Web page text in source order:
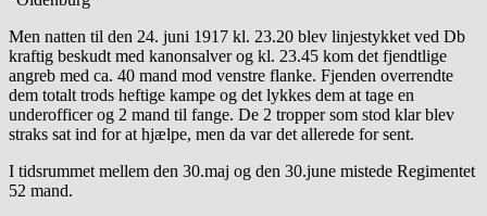
Men natten til den 24. juni 1917 kl. 23.20 blev linjestykket ved Db
kraftig beskudt med kanonsalver og kl. 23.45 kom det fjendtlige
angreb med ca. 40 mand mod venstre flanke. Fjenden overrendte
dem totalt trods heftige kampe og det lykkes dem at tage en
underofficer og 2 mand til fange. De 2 tropper som stod klar blev
straks sat ind for at hjælpe, men da var det allerede for sent.
I tidsrummet mellem den 30.maj og den 30.june mistede Regimentet
52 mand.